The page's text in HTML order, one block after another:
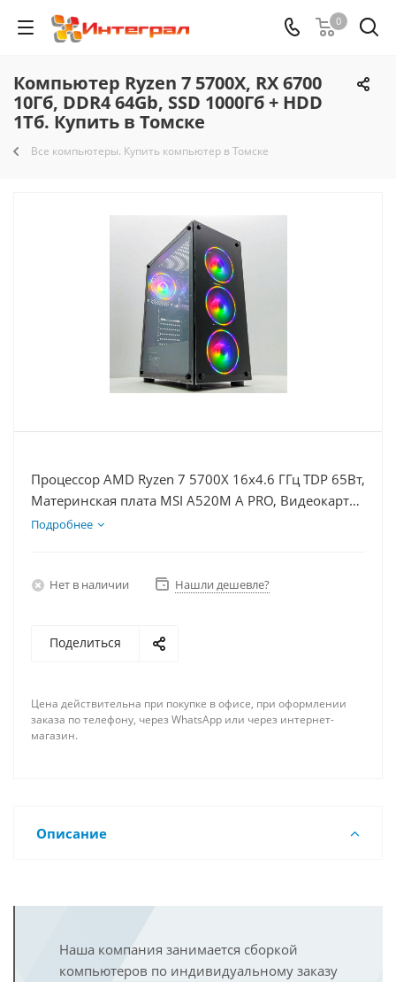
0
Компьютер Ryzen 7 5700X, RX 6700
10Гб, DDR4 64Gb, SSD 1000Гб + HDD
1Тб. Купить в Томске
Все компьютеры. Купить компьютер в Томске
Процессор AMD Ryzen 7 5700X 16x4.6 ГГц TDP 65Вт,
Материнская плата MSI A520M A PRO, Видеокарта
RX 6700 10Гб, Память DDR4 64Gb, Диски SSD
Подробнее
Нет в наличии Нашли дешевле?
Поделиться
Цена действительна при покупке в офисе, при оформлении
заказа по телефону, через WhatsApp или через интернет-
магазин.
Описание
Наша компания занимается сборкой
компьютеров по индивидуальному заказу